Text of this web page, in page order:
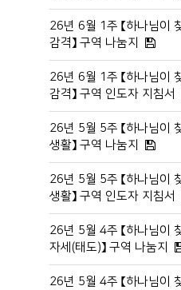
26년 6월 1주 【하나님이
감격】 구역 나눔지
26년 6월 1주 【하나님이
감격】 구역 인도자 지침서
26년 5월 5주 【하나님이
생활】 구역 나눔지
26년 5월 5주 【하나님이
생활】 구역 인도자 지침서
26년 5월 4주 【하나님이
자세(태도)】 구역 나눔지
26년 5월 4주 【하나님이